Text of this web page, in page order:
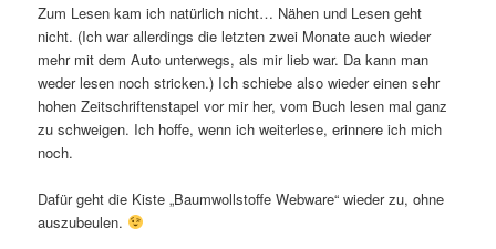
Zum Lesen kam ich natürlich nicht… Nähen und Lesen geht
nicht. (Ich war allerdings die letzten zwei Monate auch wieder
mehr mit dem Auto unterwegs, als mir lieb war. Da kann man
weder lesen noch stricken.) Ich schiebe also wieder einen sehr
hohen Zeitschriftenstapel vor mir her, vom Buch lesen mal ganz
zu schweigen. Ich hoffe, wenn ich weiterlese, erinnere ich mich
noch.
Dafür geht die Kiste „Baumwollstoffe Webware“ wieder zu, ohne
auszubeulen.